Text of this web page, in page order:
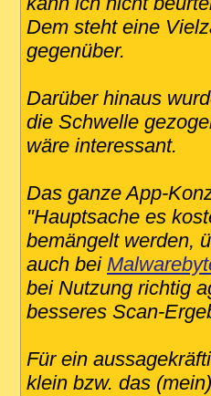
Dem steht eine
gegenüber.
Darüber hinaus
die Schwelle
wäre interessant.
Das ganze App-
"Hauptsache es
bemängelt werden,
auch bei
bei Nutzung richtig
besseres Scan-
Für ein
klein bzw. das